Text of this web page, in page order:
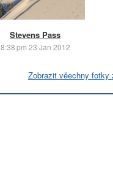
Stevens Pass
8:38 pm 23 Jan 2012
Zobrazit věechny fotky